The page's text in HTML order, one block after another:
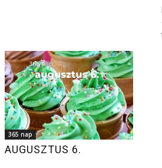
365 nap
AUGUSZTUS 6.